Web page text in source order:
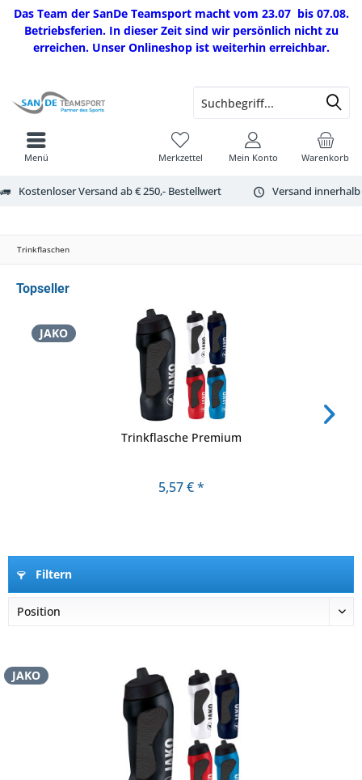
Das Team der SanDe Teamsport macht vom 23.07 bis 07.08.
Betriebsferien. In dieser Zeit sind wir persönlich nicht zu
erreichen. Unser Onlineshop ist weiterhin erreichbar.
Kostenloser Versand ab € 250,- Bestellwert Versand
Warenkorb
Merkzettel Mein Konto
Menü
Trinkflaschen
Topseller
JAKO
Trinkflasche Premium
5,57 € *
Filtern
JAKO